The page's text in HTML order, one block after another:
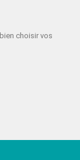
choisir vos